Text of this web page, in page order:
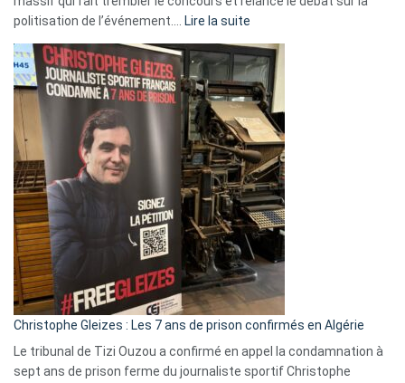
politisation de l’événement.…
Lire la suite
Eurovision
2026
:
Pays-
Bas,
Espagne,
Irlande
et
Slovénie
rejettent
la
présence
d’Israël
Christophe Gleizes : Les 7 ans de prison confirmés en Algérie
Le tribunal de Tizi Ouzou a confirmé en appel la condamnation à
sept ans de prison ferme du journaliste sportif Christophe